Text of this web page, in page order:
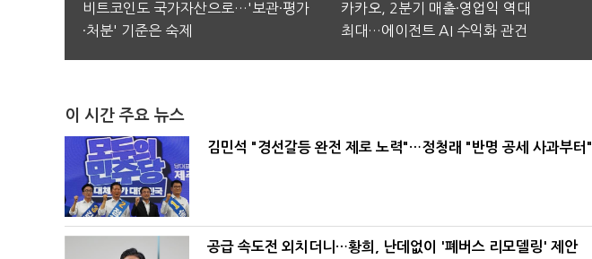
비트코인도 국가자산으로…'보관·평가
·처분' 기준은 숙제
카카오, 2분기 매출·영업익 역대
최대…에이전트 AI 수익화 관건
이 시간 주요 뉴스
김민석 "경선갈등 완전 제로 노력"…정청래 "반명 공세 사과부터"
공급 속도전 외치더니…황희, 난데없이 '폐버스 리모델링' 제안